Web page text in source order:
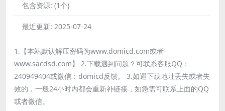
包含资源: (1个)
最近更新: 2025-07-24
1.【本站默认解压密码为www.domicd.com或者
www.sacdsd.com】 2.下载遇到问题？可联系客服QQ：
240949404或微信：domicd反馈。 3.如遇下载地址丢失或者失
效的，一般24小时内都会重新补链接，如急需可联系上面的QQ
或者微信。